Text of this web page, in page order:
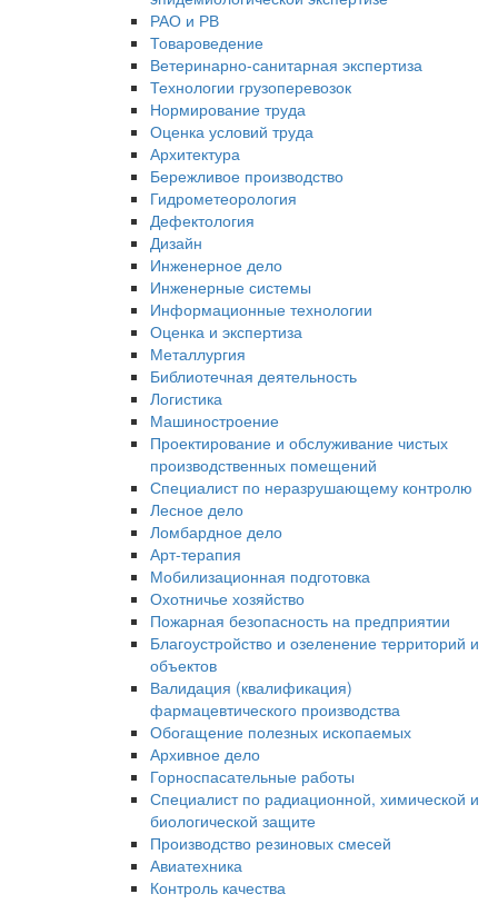
РАО и РВ
Товароведение
Ветеринарно-санитарная экспертиза
Технологии грузоперевозок
Нормирование труда
Оценка условий труда
Архитектура
Бережливое производство
Гидрометеорология
Дефектология
Дизайн
Инженерное дело
Инженерные системы
Информационные технологии
Оценка и экспертиза
Металлургия
Библиотечная деятельность
Логистика
Машиностроение
Проектирование и обслуживание чистых
производственных помещений
Специалист по неразрушающему контролю
Лесное дело
Ломбардное дело
Арт-терапия
Мобилизационная подготовка
Охотничье хозяйство
Пожарная безопасность на предприятии
Благоустройство и озеленение территорий и
объектов
Валидация (квалификация)
фармацевтического производства
Обогащение полезных ископаемых
Архивное дело
Горноспасательные работы
Специалист по радиационной, химической и
биологической защите
Производство резиновых смесей
Авиатехника
Контроль качества